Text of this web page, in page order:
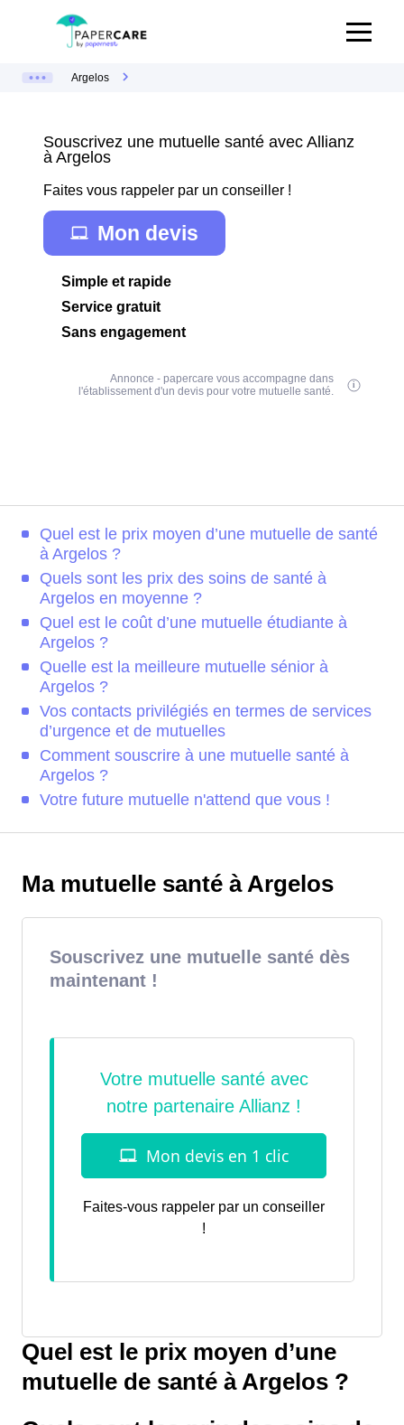
Argelos
Souscrivez une mutuelle santé avec Allianz
à Argelos
Faites vous rappeler par un conseiller !
Mon devis
Simple et rapide
Service gratuit
Sans engagement
Annonce - papercare vous accompagne dans
l'établissement d'un devis pour votre mutuelle santé.
Quel est le prix moyen d’une mutuelle de santé
à Argelos ?
Quels sont les prix des soins de santé à
Argelos en moyenne ?
Quel est le coût d’une mutuelle étudiante à
Argelos ?
Quelle est la meilleure mutuelle sénior à
Argelos ?
Vos contacts privilégiés en termes de services
d’urgence et de mutuelles
Comment souscrire à une mutuelle santé à
Argelos ?
Votre future mutuelle n'attend que vous !
Ma mutuelle santé à Argelos
Souscrivez une mutuelle santé dès
maintenant !
Faites-vous rappeler par un conseiller
!
Quel est le prix moyen d’une
mutuelle de santé à Argelos ?